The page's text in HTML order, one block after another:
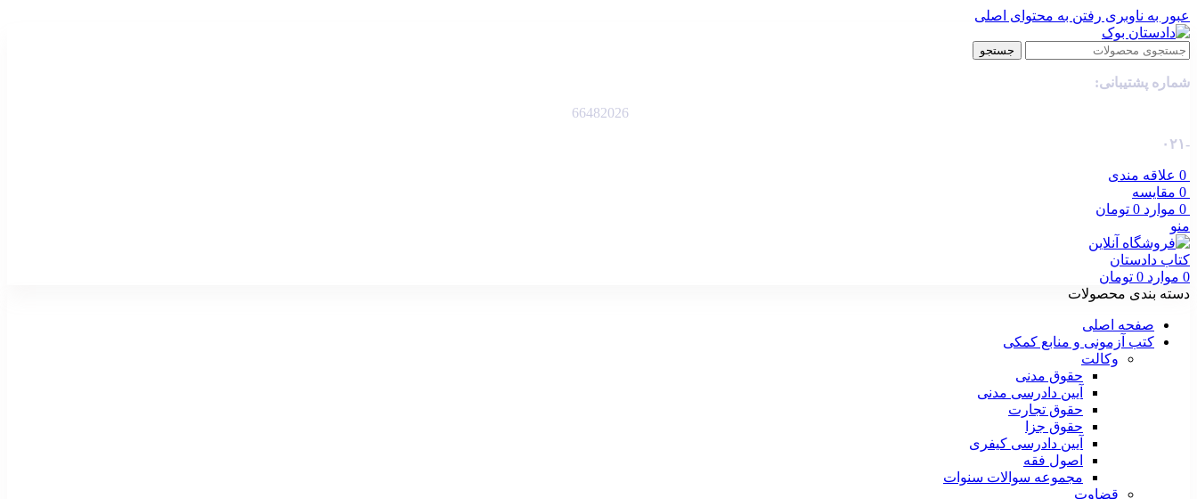
عبور به ناوبری رفتن به محتوای اصلی
جستجو
شماره پشتیبانی:
66482026
-۰۲۱
0 علاقه مندی
0 مقایسه
0 موارد 0 تومان
منو
0 موارد 0 تومان
دسته بندی محصولات
صفحه اصلی
کتب آزمونی و منابع کمکی
وکالت
حقوق مدنی
آیین دادرسی مدنی
حقوق تجارت
حقوق جزا
آیین دادرسی کیفری
اصول فقه
مجموعه سوالات سنوات
قضاوت